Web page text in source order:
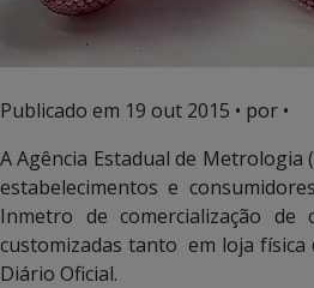
Publicado em 19 out 2015 • por •
A Agência Estadual de Metrologia
estabelecimentos e
Inmetro de comercialização de
customizadas tanto em loja
Diário Oficial.